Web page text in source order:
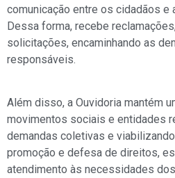
comunicação entre os cidadãos e
Dessa forma, recebe
solicitações, encaminhando as
responsáveis.
Além disso, a Ouvidoria mantém
movimentos sociais e entidades
demandas coletivas e
promoção e defesa de direitos,
atendimento às necessidades